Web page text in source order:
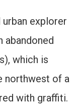
urban explorer
abandoned
which is
northwest of a
with graffiti.